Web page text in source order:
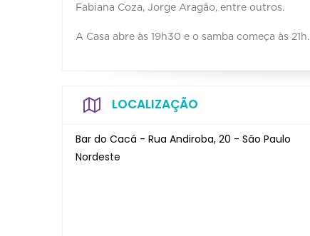
Fabiana Coza, Jorge Aragão, entre outros.
A Casa abre às 19h30 e o samba começa às 21h.
LOCALIZAÇÃO
Bar do Cacá - Rua Andiroba, 20 - São Paulo
Nordeste